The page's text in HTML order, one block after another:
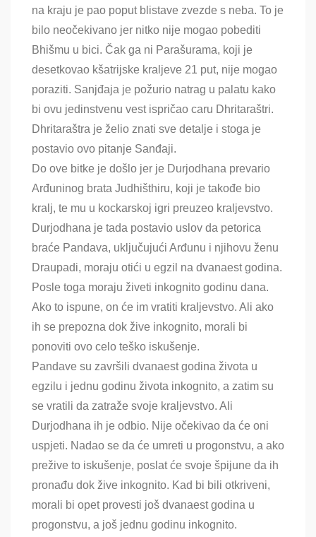
na kraju je pao poput blistave zvezde s neba. To je
bilo neočekivano jer nitko nije mogao pobediti
Bhišmu u bici. Čak ga ni Parašurama, koji je
desetkovao kšatrijske kraljeve 21 put, nije mogao
poraziti. Sanjđaja je požurio natrag u palatu kako
bi ovu jedinstvenu vest ispričao caru Dhritaraštri.
Dhritaraštra je želio znati sve detalje i stoga je
postavio ovo pitanje Sanđaji.
Do ove bitke je došlo jer je Durjodhana prevario
Arđuninog brata Judhišthiru, koji je takođe bio
kralj, te mu u kockarskoj igri preuzeo kraljevstvo.
Durjodhana je tada postavio uslov da petorica
braće Pandava, uključujući Arđunu i njihovu ženu
Draupadi, moraju otići u egzil na dvanaest godina.
Posle toga moraju živeti inkognito godinu dana.
Ako to ispune, on će im vratiti kraljevstvo. Ali ako
ih se prepozna dok žive inkognito, morali bi
ponoviti ovo celo teško iskušenje.
Pandave su završili dvanaest godina života u
egzilu i jednu godinu života inkognito, a zatim su
se vratili da zatraže svoje kraljevstvo. Ali
Durjodhana ih je odbio. Nije očekivao da će oni
uspjeti. Nadao se da će umreti u progonstvu, a ako
prežive to iskušenje, poslat će svoje špijune da ih
pronađu dok žive inkognito. Kad bi bili otkriveni,
morali bi opet provesti još dvanaest godina u
progonstvu, a još jednu godinu inkognito.